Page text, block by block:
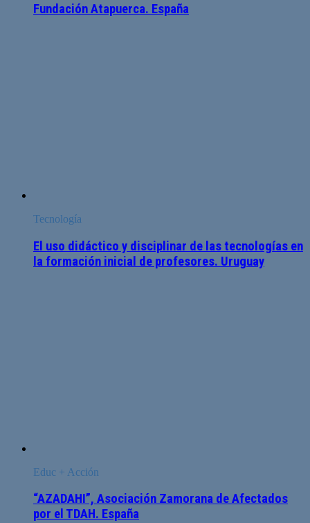
Fundación Atapuerca. España
Tecnología
El uso didáctico y disciplinar de las tecnologías en
la formación inicial de profesores. Uruguay
Educ + Acción
“AZADAHI”, Asociación Zamorana de Afectados
por el TDAH. España